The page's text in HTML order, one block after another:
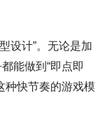
设计”。无论是加
能做到“即点即
种快节奏的游戏模